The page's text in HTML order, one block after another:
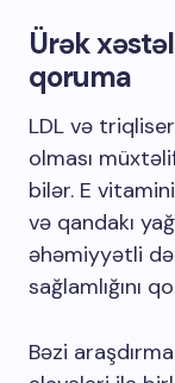
Ürək
qoruma
LDL və
olması
bilər. E
və qandakı
əhəmiyyətli
sağlamlığını
Bəzi